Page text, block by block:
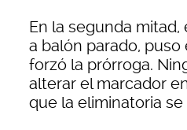
En la segunda
a balón parado,
forzó la prórroga.
alterar el marcador
que la eliminatoria